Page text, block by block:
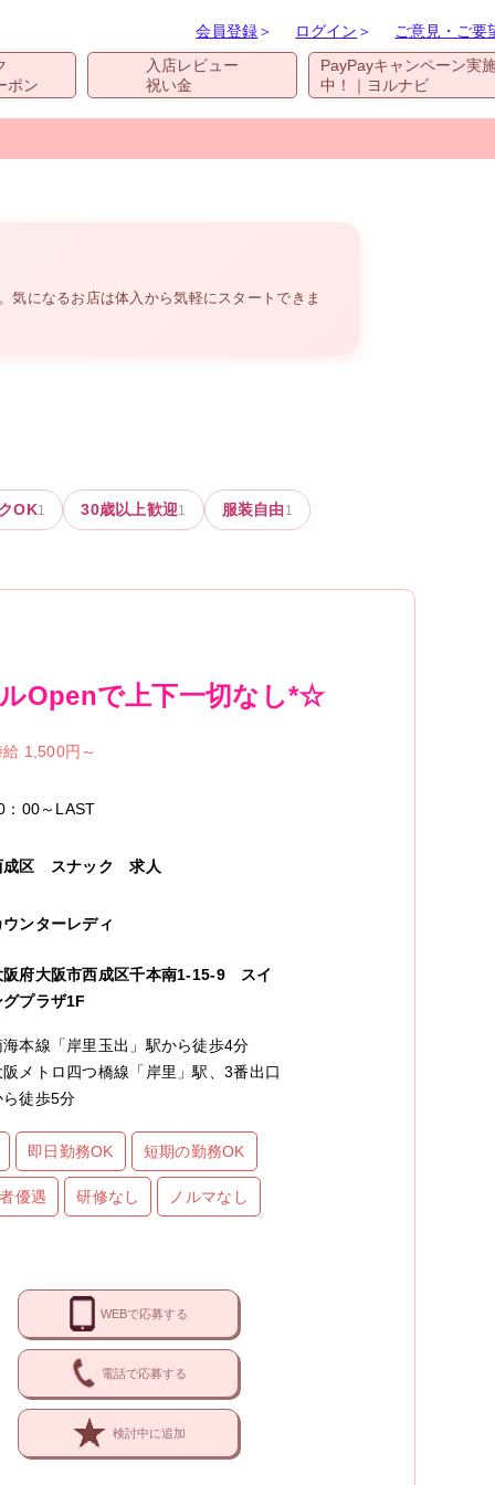
会員登録＞ ログイン ＞
ご意見・ご要
ポン
入店レビュー
祝い金
PayPayキャンペーン実
中！｜ヨルナビ
気になるお店は体入から気軽にスタートできま
OK1 30歳以上歓迎1 服装自由1
Openで上下一切なし*☆
給 1,500円～
：00～LAST
成区 スナック 求人
ウンターレディ
阪府大阪市西成区千本南1-15-9 スイ
グプラザ1F
海本線「岸里玉出」駅から徒歩4分
阪メトロ四つ橋線「岸里」駅、3番出口
ら徒歩5分
即日勤務OK 短期の勤務OK
優遇 研修なし ノルマなし
WEBで応募する
電話で応募する
検討中に追加